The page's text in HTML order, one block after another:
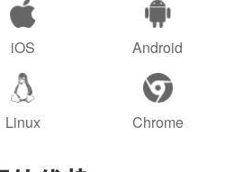
iOS Android
Linux Chrome